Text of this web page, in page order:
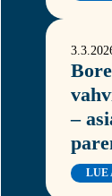
–
LUE